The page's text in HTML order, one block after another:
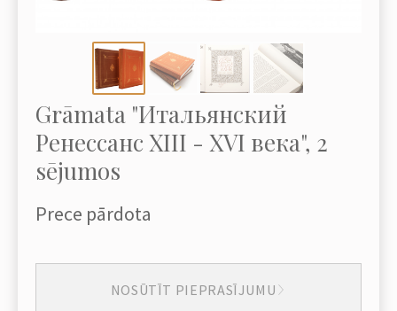
Grāmata "Итальянский
Ренессанс XIII - XVI века", 2
sējumos
Prece pārdota
NOSŪTĪT PIEPRASĪJUMU